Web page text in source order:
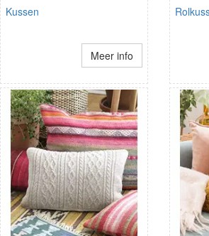
Kussen
Meer info